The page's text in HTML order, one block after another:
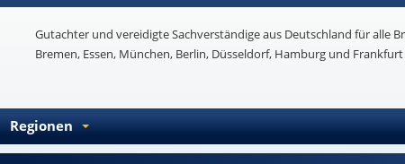
Gutachter und vereidigte Sachverständige aus Deutschland für alle
Bremen, Essen, München, Berlin, Düsseldorf, Hamburg und
Regionen